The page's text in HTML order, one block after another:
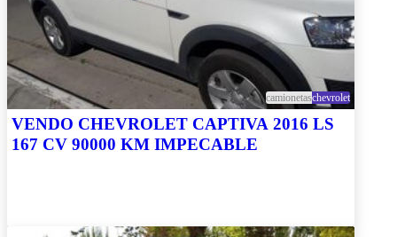
camionetaschevrolet
VENDO CHEVROLET CAPTIVA 2016 LS
167 CV 90000 KM IMPECABLE